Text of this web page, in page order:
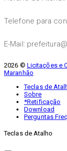
Telefone para
E-Mail:
2026 © Licitações e
Maranhão
Teclas de
Sobre
*Retificação
Download
Perguntas
Teclas de Atalho